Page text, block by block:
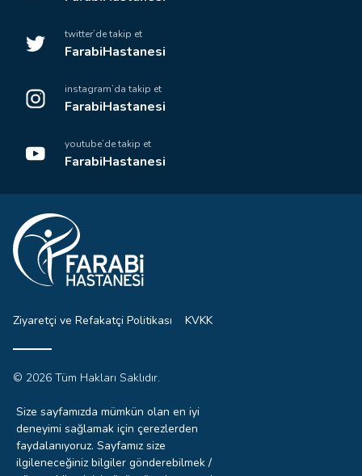
twitter’de takip et
FarabiHastanesi
instagram’da takip et
FarabiHastanesi
youtube’de takip et
FarabiHastanesi
Ziyaretçi ve Refakatçi Politikası KVKK
© 2026 Tüm Hakları Saklıdır.
İzinsiz, kaynak gösterilmeden kullanılamaz.
0332
Size sayfamızda mümkün olan en iyi
deneyimi sağlamak için çerezlerden
faydalanıyoruz. Sayfamız size
ilgileneceğiniz bilgiler gönderebilmek /